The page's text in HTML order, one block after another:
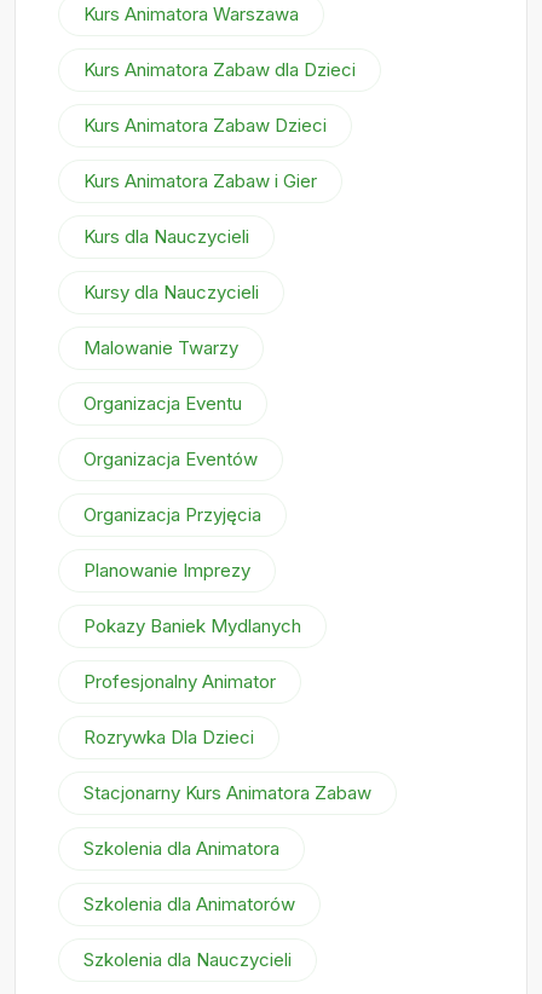
Kurs Animatora Warszawa
Kurs Animatora Zabaw dla Dzieci
Kurs Animatora Zabaw Dzieci
Kurs Animatora Zabaw i Gier
Kurs dla Nauczycieli
Kursy dla Nauczycieli
Malowanie Twarzy
Organizacja Eventu
Organizacja Eventów
Organizacja Przyjęcia
Planowanie Imprezy
Pokazy Baniek Mydlanych
Profesjonalny Animator
Rozrywka Dla Dzieci
Stacjonarny Kurs Animatora Zabaw
Szkolenia dla Animatora
Szkolenia dla Animatorów
Szkolenia dla Nauczycieli